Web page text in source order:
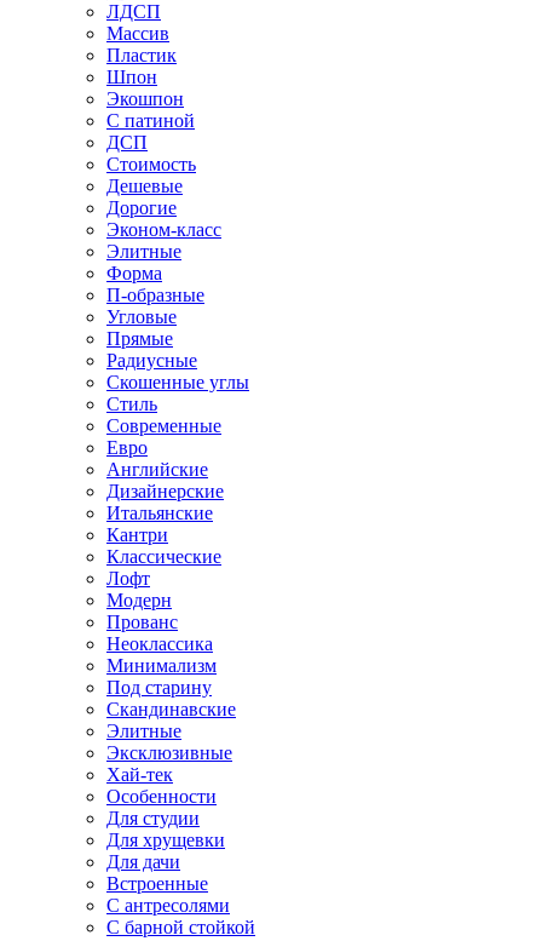
ЛДСП
Массив
Пластик
Шпон
Экошпон
С патиной
ДСП
Стоимость
Дешевые
Дорогие
Эконом-класс
Элитные
Форма
П-образные
Угловые
Прямые
Радиусные
Скошенные углы
Стиль
Современные
Евро
Английские
Дизайнерские
Итальянские
Кантри
Классические
Лофт
Модерн
Прованс
Неоклассика
Минимализм
Под старину
Скандинавские
Элитные
Эксклюзивные
Хай-тек
Особенности
Для студии
Для хрущевки
Для дачи
Встроенные
С антресолями
С барной стойкой